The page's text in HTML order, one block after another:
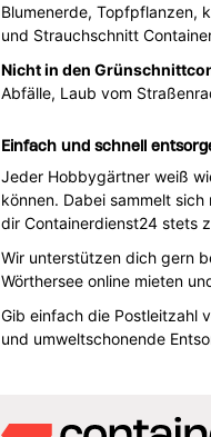
Blumenerde, Topfpflanzen,
und Strauchschnitt
Nicht in den
Abfälle, Laub vom
Einfach und schnell
Jeder Hobbygärtner weiß
können. Dabei sammelt
dir Containerdienst24 stets
Wir unterstützen dich gern
Wörthersee online mieten
Gib einfach die Postleitzahl
und umweltschonende